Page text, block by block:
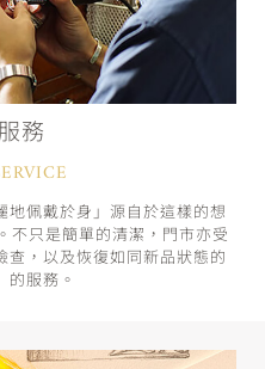
務
地佩戴於身」源自於這樣的想
不只是簡單的清潔，門市亦受
，以及恢復如同新品狀態的
的服務。